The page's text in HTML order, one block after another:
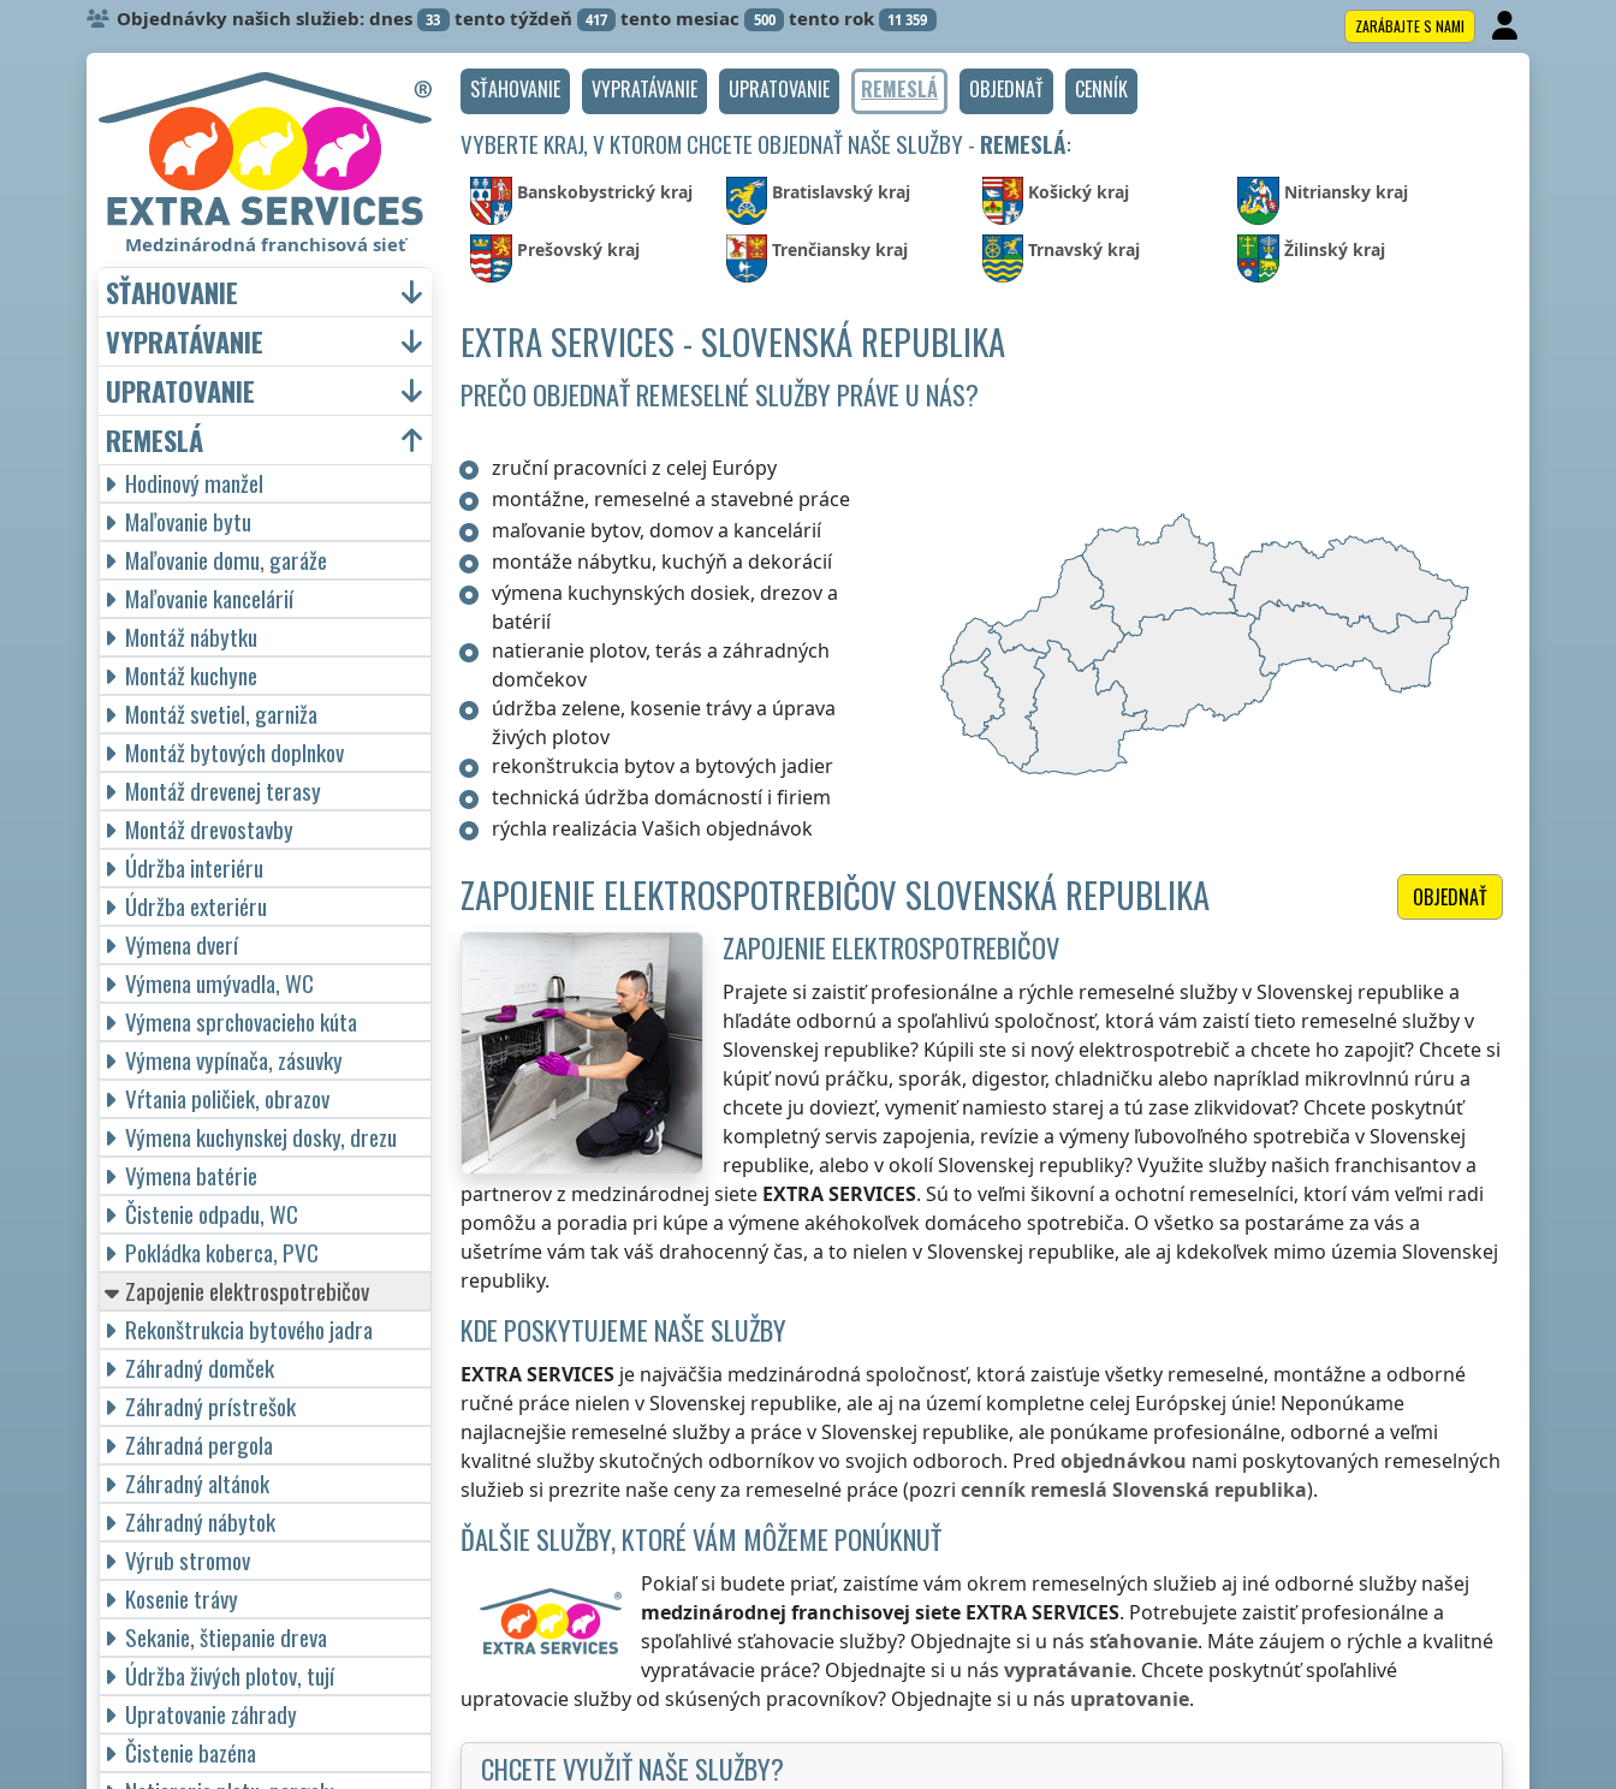
Objednávky našich služieb: dnes 33 tento týždeň 417 tento mesiac 500 tento rok 11 359 ZARÁBAJTE S NAMI
SŤAHOVANIE VYPRATÁVANIE UPRATOVANIE REMESLÁ OBJEDNAŤ CENNÍK
VYBERTE KRAJ, V KTOROM CHCETE OBJEDNAŤ NAŠE SLUŽBY - REMESLÁ:
Banskobystrický kraj Bratislavský kraj Košický kraj Nitriansky kraj
Prešovský kraj Trenčiansky kraj Trnavský kraj Žilinský kraj
EXTRA SERVICES - SLOVENSKÁ REPUBLIKA
PREČO OBJEDNAŤ REMESELNÉ SLUŽBY PRÁVE U NÁS?
zruční pracovníci z celej Európy
montážne, remeselné a stavebné práce
maľovanie bytov, domov a kancelárií
montáže nábytku, kuchýň a dekorácií
výmena kuchynských dosiek, drezov a
batérií
natieranie plotov, terás a záhradných
domčekov
údržba zelene, kosenie trávy a úprava
živých plotov
rekonštrukcia bytov a bytových jadier
technická údržba domácností i firiem
rýchla realizácia Vašich objednávok
OBJEDNAŤ
ZAPOJENIE ELEKTROSPOTREBIČOV SLOVENSKÁ REPUBLIKA
ZAPOJENIE ELEKTROSPOTREBIČOV
Prajete si zaistiť profesionálne a rýchle remeselné službyv Slovenskej republikea
hľadáte odbornú a spoľahlivú spoločnosť, ktorá vám zaistí tieto remeselné službyv
Slovenskej republike? Kúpili ste si nový elektrospotrebič a chcete ho zapojiť? Chcete si
kúpiť novú práčku, sporák, digestor, chladničku alebo napríklad mikrovlnnú rúru a
chcete ju doviezť, vymeniť namiesto starej a tú zase zlikvidovať? Chcete poskytnúť
kompletný servis zapojenia, revízie a výmeny ľubovoľného spotrebiča v Slovenskej
republike, alebo v okolíSlovenskej republiky? Využite služby našich franchisantov a
partnerov z medzinárodnej siete EXTRA SERVICES. Sú to veľmi šikovní a ochotní remeselníci, ktorí vám veľmi radi
pomôžu a poradia pri kúpe a výmene akéhokoľvek domáceho spotrebiča. O všetko sa postaráme za vás a
ušetríme vám tak váš drahocenný čas, a to nielen v Slovenskej republike, ale aj kdekoľvek mimo územia Slovenskej
republiky.
KDE POSKYTUJEME NAŠE SLUŽBY
EXTRA SERVICES je najväčšia medzinárodná spoločnosť, ktorá zaisťuje všetky remeselné, montážne a odborné
ručné práce nielen v Slovenskej republike, ale aj na území kompletne celej Európskej únie! Neponúkame
najlacnejšie remeselné služby a prácev Slovenskej republike, ale ponúkame profesionálne, odborné a veľmi
kvalitné služby skutočných odborníkov vo svojich odboroch. Pred objednávkou nami poskytovaných remeselných
služieb si prezrite naše ceny za remeselné práce (pozri cenník remeslá Slovenská republika).
ĎALŠIE SLUŽBY, KTORÉ VÁM MÔŽEME PONÚKNUŤ
Pokiaľ si budete priať, zaistíme vám okrem remeselných služieb aj iné odborné služby našej
medzinárodnej franchisovej siete EXTRA SERVICES. Potrebujete zaistiť profesionálne a
spoľahlivé sťahovacie služby? Objednajte si u nás sťahovanie. Máte záujem o rýchle a kvalitné
vypratávacie práce? Objednajte si u nás vypratávanie. Chcete poskytnúť spoľahlivé
upratovacie služby od skúsených pracovníkov? Objednajte si u nás upratovanie.
CHCETE VYUŽIŤ NAŠE SLUŽBY?
Medzinárodná franchisová sieť
SŤAHOVANIE
VYPRATÁVANIE
UPRATOVANIE
REMESLÁ
Hodinový manžel
Maľovanie bytu
Maľovanie domu, garáže
Maľovanie kancelárií
Montáž nábytku
Montáž kuchyne
Montáž svetiel, garniža
Montáž bytových doplnkov
Montáž drevenej terasy
Montáž drevostavby
Údržba interiéru
Údržba exteriéru
Výmena dverí
Výmena umývadla, WC
Výmena sprchovacieho kúta
Výmena vypínača, zásuvky
Vŕtania poličiek, obrazov
Výmena kuchynskej dosky, drezu
Výmena batérie
Čistenie odpadu, WC
Pokládka koberca, PVC
Zapojenie elektrospotrebičov
Rekonštrukcia bytového jadra
Záhradný domček
Záhradný prístrešok
Záhradná pergola
Záhradný altánok
Záhradný nábytok
Výrub stromov
Kosenie trávy
Sekanie, štiepanie dreva
Údržba živých plotov, tují
Upratovanie záhrady
Čistenie bazéna